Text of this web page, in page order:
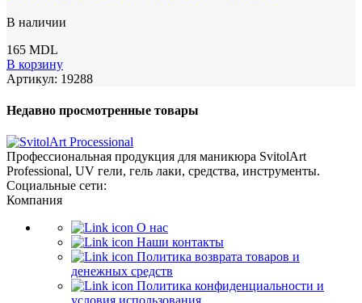
В наличии
165 MDL
В корзину
Артикул: 19288
Недавно просмотренные товары
Профессиональная продукция для маникюра SvitolArt
Professional, UV гели, гель лаки, средства, инструменты.
Социальные сети:
Компания
О нас
Наши контакты
Политика возврата товаров и
денежных средств
Политика конфиденциальности и